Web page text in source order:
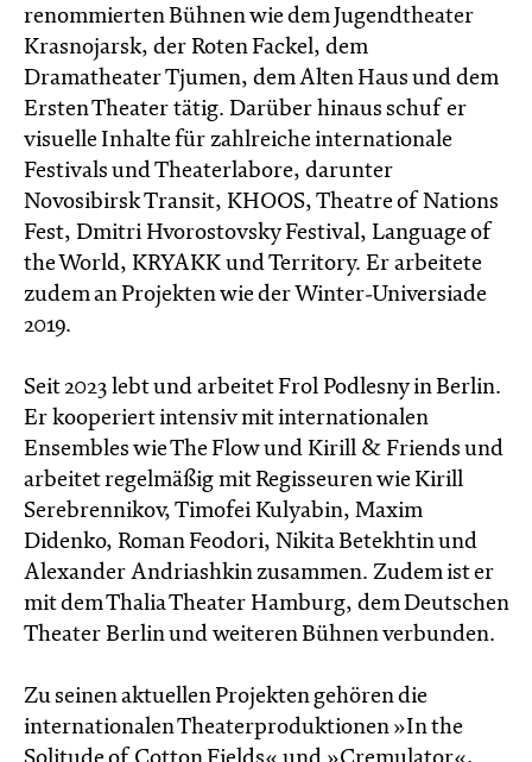
renommierten Bühnen wie dem Jugendtheater
Krasnojarsk, der Roten Fackel, dem
Dramatheater Tjumen, dem Alten Haus und dem
Ersten Theater tätig. Darüber hinaus schuf er
visuelle Inhalte für zahlreiche internationale
Festivals und Theaterlabore, darunter
Novosibirsk Transit, KHOOS, Theatre of Nations
Fest, Dmitri Hvorostovsky Festival, Language of
the World, KRYAKK und Territory. Er arbeitete
zudem an Projekten wie der Winter-Universiade
2019.
Seit 2023 lebt und arbeitet Frol Podlesny in Berlin.
Er kooperiert intensiv mit internationalen
Ensembles wie The Flow und Kirill & Friends und
arbeitet regelmäßig mit Regisseuren wie Kirill
Serebrennikov, Timofei Kulyabin, Maxim
Didenko, Roman Feodori, Nikita Betekhtin und
Alexander Andriashkin zusammen. Zudem ist er
mit dem Thalia Theater Hamburg, dem Deutschen
Theater Berlin und weiteren Bühnen verbunden.
Zu seinen aktuellen Projekten gehören die
internationalen Theaterproduktionen »In the